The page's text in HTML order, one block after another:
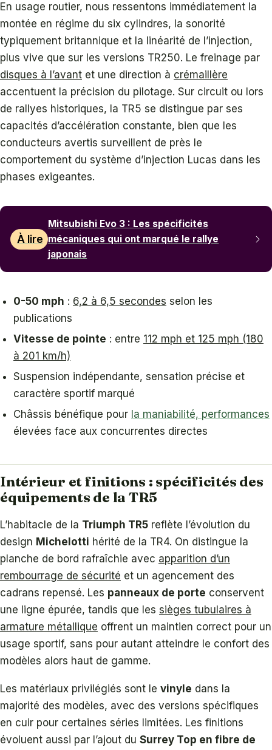
En usage routier, nous ressentons immédiatement la
montée en régime du six cylindres, la sonorité
typiquement britannique et la linéarité de l’injection,
plus vive que sur les versions TR250. Le freinage par
disques à l’avant et une direction à crémaillère
accentuent la précision du pilotage. Sur circuit ou lors
de rallyes historiques, la TR5 se distingue par ses
capacités d’accélération constante, bien que les
conducteurs avertis surveillent de près le
comportement du système d’injection Lucas dans les
phases exigeantes.
À lire
Mitsubishi Evo 3 : Les spécificités
mécaniques qui ont marqué le rallye
japonais
0-50 mph : 6,2 à 6,5 secondes selon les
publications
Vitesse de pointe : entre 112 mph et 125 mph (180
à 201 km/h)
Suspension indépendante, sensation précise et
caractère sportif marqué
Châssis bénéfique pour la maniabilité, performances
élevées face aux concurrentes directes
Intérieur et finitions : spécificités des
équipements de la TR5
L’habitacle de la Triumph TR5 reflète l’évolution du
design Michelotti hérité de la TR4. On distingue la
planche de bord rafraîchie avec apparition d’un
rembourrage de sécurité et un agencement des
cadrans repensé. Les panneaux de porte conservent
une ligne épurée, tandis que les sièges tubulaires à
armature métallique offrent un maintien correct pour un
usage sportif, sans pour autant atteindre le confort des
modèles alors haut de gamme.
Les matériaux privilégiés sont le vinyle dans la
majorité des modèles, avec des versions spécifiques
en cuir pour certaines séries limitées. Les finitions
évoluent aussi par l’ajout du Surrey Top en fibre de